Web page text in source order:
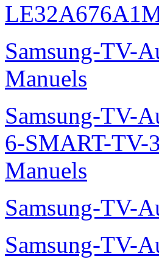
Samsung-TV-
Manuels
Samsung-TV-
6-SMART-
Manuels
Samsung-TV-
Samsung-TV-